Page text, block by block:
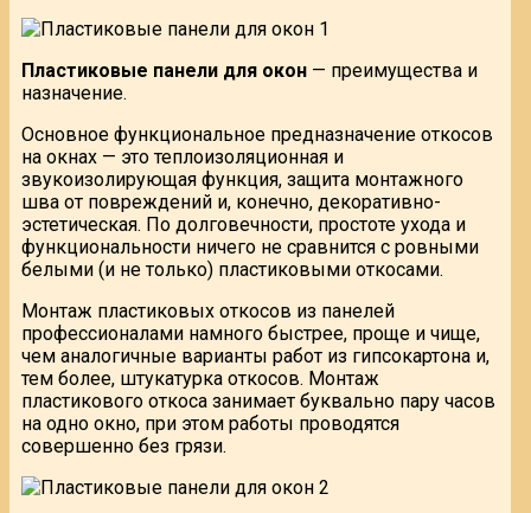
Пластиковые панели для окон — преимущества и
назначение.
Основное функциональное предназначение откосов
на окнах — это теплоизоляционная и
звукоизолирующая функция, защита монтажного
шва от повреждений и, конечно, декоративно-
эстетическая. По долговечности, простоте ухода и
функциональности ничего не сравнится с ровными
белыми (и не только) пластиковыми откосами.
Монтаж пластиковых откосов из панелей
профессионалами намного быстрее, проще и чище,
чем аналогичные варианты работ из гипсокартона и,
тем более, штукатурка откосов. Монтаж
пластикового откоса занимает буквально пару часов
на одно окно, при этом работы проводятся
совершенно без грязи.